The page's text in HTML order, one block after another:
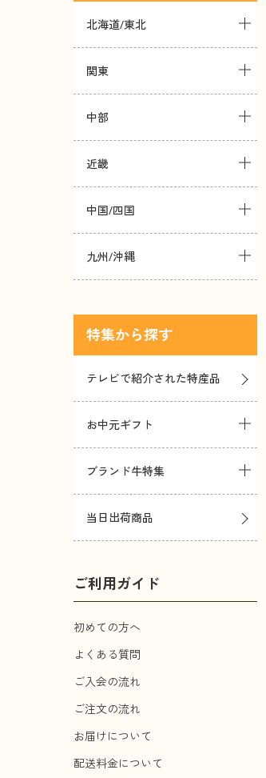
北海道/東北
関東
中部
近畿
中国/四国
九州/沖縄
特集
テレビで紹介された特産品
お中元ギフト
ブランド牛特集
当日出荷商品
ご利用ガイド
初めての方へ
よくある質問
ご入会の流れ
ご注文の流れ
お届けについて
配送料金について